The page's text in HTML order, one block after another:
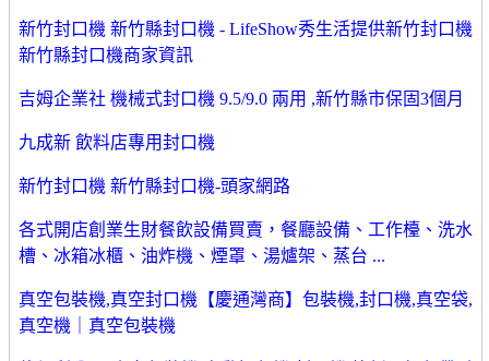
新竹封口機 新竹縣封口機 - LifeShow秀生活提供新竹封口機
新竹縣封口機商家資訊
吉姆企業社 機械式封口機 9.5/9.0 兩用 ,新竹縣市保固3個月
九成新 飲料店專用封口機
新竹封口機 新竹縣封口機-頭家網路
各式開店創業生財餐飲設備買賣，餐廳設備、工作檯、洗水
槽、冰箱冰櫃、油炸機、煙罩、湯爐架、蒸台 ...
真空包裝機,真空封口機【慶通灣商】包裝機,封口機,真空袋,
真空機｜真空包裝機